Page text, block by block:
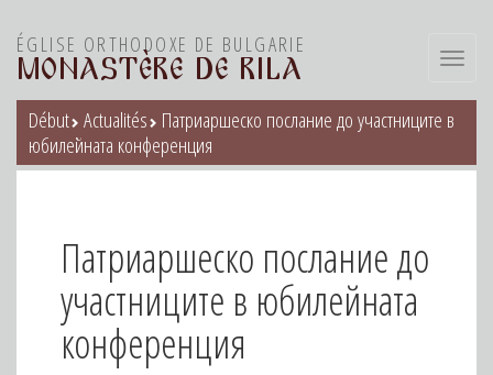
ÉGLISE ORTHODOXE DE BULGARIE
MONASTÈRE DE RILA
Début Actualités Патриаршеско послание до участниците в
юбилейната конференция
Патриаршеско послание до
участниците в юбилейната
конференция